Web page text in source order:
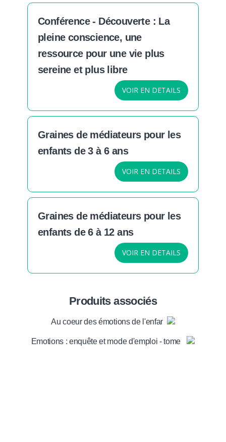
Conférence - Découverte : La
pleine conscience, une
ressource pour une vie plus
sereine et plus libre
VOIR EN DETAILS
Graines de médiateurs pour les
enfants de 3 à 6 ans
VOIR EN DETAILS
Graines de médiateurs pour les
enfants de 6 à 12 ans
VOIR EN DETAILS
Produits associés
Au coeur des émotions de l'enfant
Emotions : enquête et mode d'emploi - tome 1